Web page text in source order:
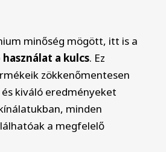
minőség mögött, itt is a
a kulcs. Ez
zökkenőmentesen
kiváló eredményeket
minden
a megfelelő